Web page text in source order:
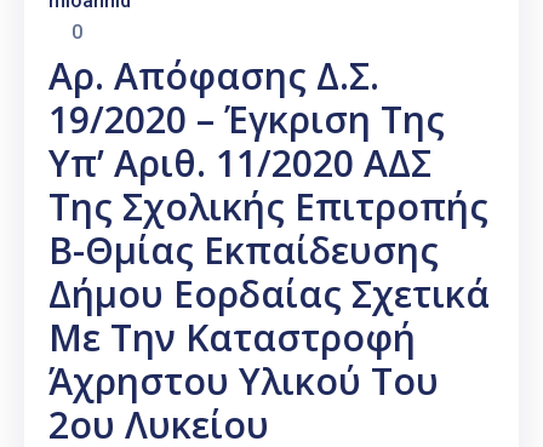
0
Αρ. Απόφασης Δ.Σ.
19/2020 – Έγκριση Της
Υπ’ Αριθ. 11/2020 ΑΔΣ
Της Σχολικής Επιτροπής
Β-Θμίας Εκπαίδευσης
Δήμου Εορδαίας Σχετικά
Με Την Καταστροφή
Άχρηστου Υλικού Του
2ου Λυκείου